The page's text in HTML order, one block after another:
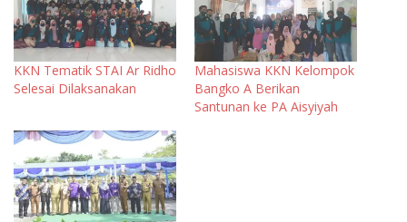
KKN Tematik STAI Ar Ridho
Selesai Dilaksanakan
Mahasiswa KKN Kelompok
Bangko A Berikan
Santunan ke PA Aisyiyah